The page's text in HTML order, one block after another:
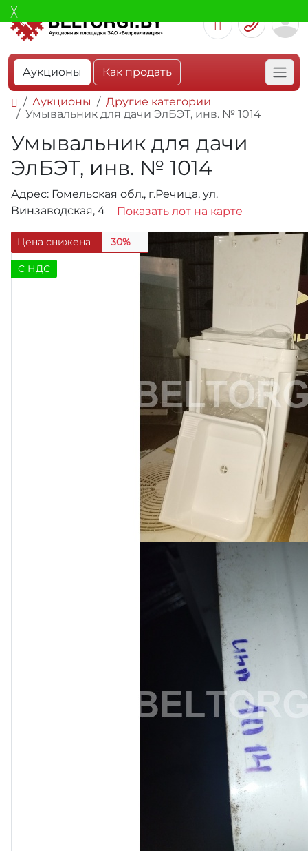
Аукционы Как продать
Аукционы
Другие категории
Умывальник для дачи ЭлБЭТ, инв. № 1014
Умывальник для дачи
ЭлБЭТ, инв. № 1014
Адрес: Гомельская обл., г.Речица, ул.
Винзаводская, 4
Показать лот на карте
Цена снижена 30%
C НДС